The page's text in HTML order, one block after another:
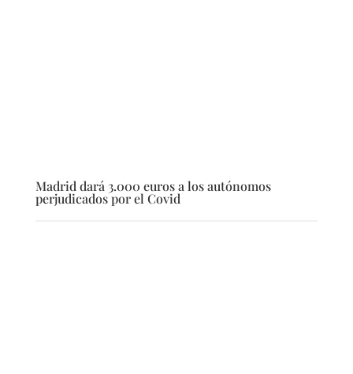
Madrid dará 3.000 euros a los autónomos
perjudicados por el Covid